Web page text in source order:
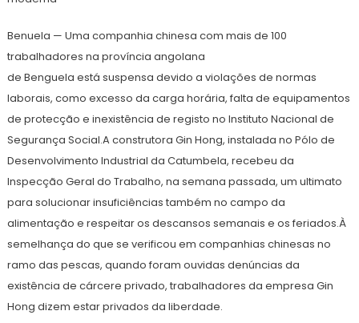
Benuela — Uma companhia chinesa com mais de 100
trabalhadores na província angolana
de Benguela está suspensa devido a violações de normas
laborais, como excesso da carga horária, falta de equipamentos
de protecção e inexistência de registo no Instituto Nacional de
Segurança Social.A construtora Gin Hong, instalada no Pólo de
Desenvolvimento Industrial da Catumbela, recebeu da
Inspecção Geral do Trabalho, na semana passada, um ultimato
para solucionar insuficiências também no campo da
alimentação e respeitar os descansos semanais e os feriados.À
semelhança do que se verificou em companhias chinesas no
ramo das pescas, quando foram ouvidas denúncias da
existência de cárcere privado, trabalhadores da empresa Gin
Hong dizem estar privados da liberdade.